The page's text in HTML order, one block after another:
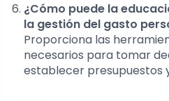
¿Cómo puede la
la gestión del gasto
Proporciona las
necesarios para tomar
establecer presupuestos